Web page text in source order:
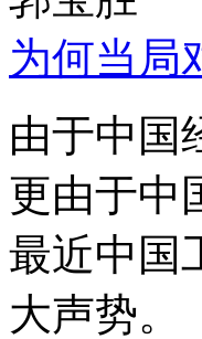
为何当局
由于中国
更由于中
最近中国
大声势。